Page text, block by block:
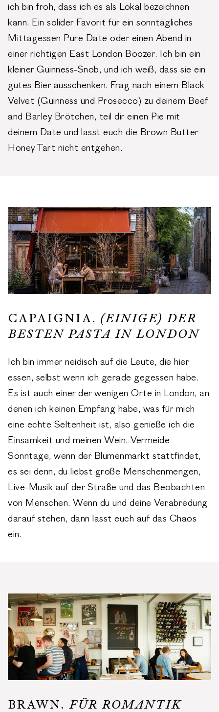
ich bin froh, dass ich es als Lokal bezeichnen
kann. Ein solider Favorit für ein sonntägliches
Mittagessen Pure Date oder einen Abend in
einer richtigen East London Boozer. Ich bin ein
kleiner Guinness-Snob, und ich weiß, dass sie ein
gutes Bier ausschenken. Frag nach einem Black
Velvet (Guinness und Prosecco) zu deinem Beef
and Barley Brötchen, teil dir einen Pie mit
deinem Date und lasst euch die Brown Butter
Honey Tart nicht entgehen.
CAPAIGNIA. (EINIGE) DER
BESTEN PASTA IN LONDON
Ich bin immer neidisch auf die Leute, die hier
essen, selbst wenn ich gerade gegessen habe.
Es ist auch einer der wenigen Orte in London, an
denen ich keinen Empfang habe, was für mich
eine echte Seltenheit ist, also genieße ich die
Einsamkeit und meinen Wein. Vermeide
Sonntage, wenn der Blumenmarkt stattfindet,
es sei denn, du liebst große Menschenmengen,
Live-Musik auf der Straße und das Beobachten
von Menschen. Wenn du und deine Verabredung
darauf stehen, dann lasst euch auf das Chaos
ein.
BRAWN. FÜR ROMANTIK